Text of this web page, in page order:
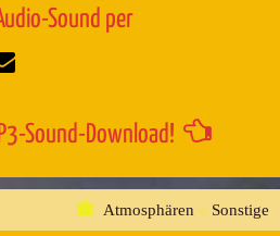
Sound per
Sound-Download!
Atmosphären » Sonstige